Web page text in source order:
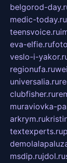
belgorod-
medic-today.ru
teensvoice.ru
eva-elfie.ru
veslo-i-
regionufa.ru
universalia.ru
clubfisher.ru
muraviovka-
arkrym.ru
textexperts.ru
msdip.rujdol.ru